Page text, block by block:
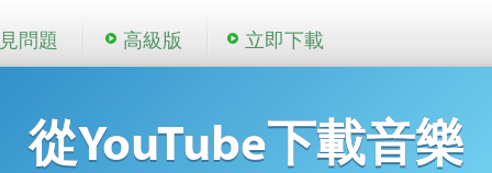
問題 高級版 立即下載
從YouTube下載音樂